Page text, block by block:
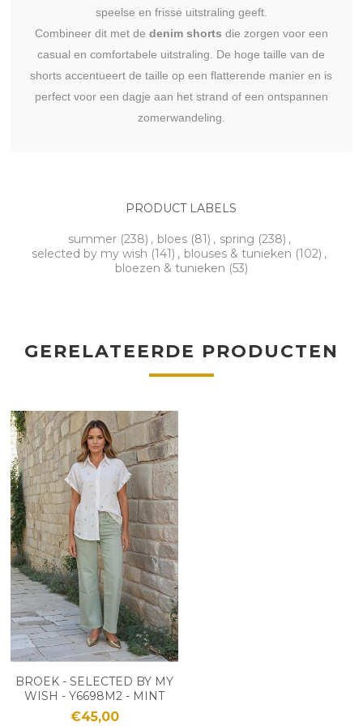
speelse en frisse uitstraling geeft.
Combineer dit met de denim shorts die zorgen voor een
casual en comfortabele uitstraling. De hoge taille van de
shorts accentueert de taille op een flatterende manier en is
perfect voor een dagje aan het strand of een ontspannen
zomerwandeling.
PRODUCT LABELS
summer (238) , bloes (81) , spring (238) ,
selected by my wish (141) , blouses & tunieken (102) ,
bloezen & tunieken (53)
GERELATEERDE PRODUCTEN
BROEK - SELECTED BY MY
WISH - Y6698M2 - MINT
€45,00